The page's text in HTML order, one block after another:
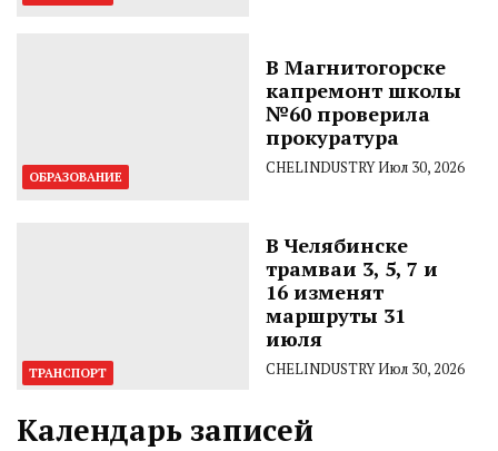
ОБРАЗОВАНИЕ
В Магнитогорске
капремонт школы
№60 проверила
прокуратура
CHELINDUSTRYИюл 30, 2026
ТРАНСПОРТ
В Челябинске
трамваи 3, 5, 7 и
16 изменят
маршруты 31
июля
CHELINDUSTRYИюл 30, 2026
Календарь записей